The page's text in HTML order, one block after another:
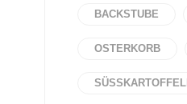
BACKSTUBE
OSTERKORB
SÜSSKARTOFFELN